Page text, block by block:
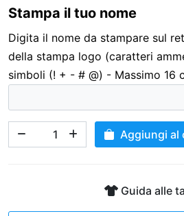
Stampa il tuo nome
Digita il nome da stampare sul
della stampa logo (caratteri
simboli (! + - # @) - Massimo 16
Aggiungi al
Guida alle